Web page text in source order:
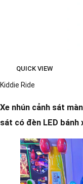
QUICK VIEW
Kiddie Ride
Xe nhún cảnh sát
sát có đèn LED bánh